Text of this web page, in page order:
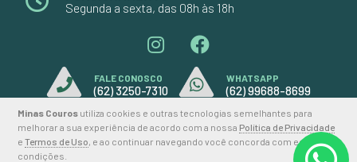
Minas Couros utiliza cookies e outras tecnologias semelhantes para
melhorar a sua experiência de acordo com a nossa Política de Privacidade
e Termos de Uso, e ao continuar navegando você concorda com estas
condições.
Segunda a sexta, das 08h às 18h
FALE CONOSCO
(62) 3250-7310
WHATSAPP
(62) 99688-8699
2026 © MINAS COUROS